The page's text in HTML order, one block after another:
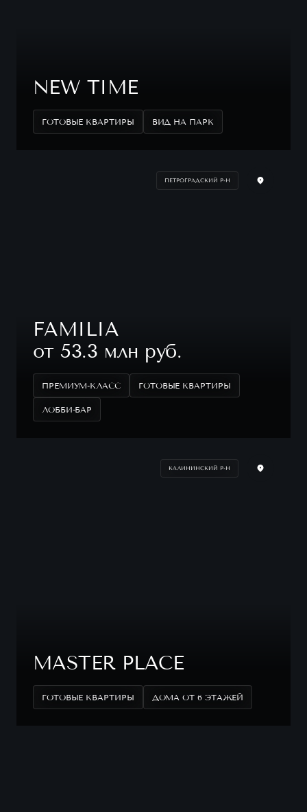
NEW TIME
ГОТОВЫЕ КВАРТИРЫ ВИД НА ПАРК
ПЕТРОГРАДСКИЙ Р-Н
FAMILIA
от 53.3 млн руб.
ПРЕМИУМ-КЛАСС ГОТОВЫЕ КВАРТИРЫ
ЛОББИ-БАР
КАЛИНИНСКИЙ Р-Н
MASTER PLACE
ГОТОВЫЕ КВАРТИРЫ ДОМА ОТ 6 ЭТАЖЕЙ